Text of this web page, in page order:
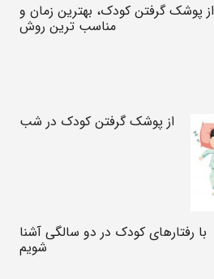
از پوشک گرفتن کودک، بهترین زمان و
مناسب ترین روش
از پوشک گرفتن کودک در شب
با رفتارهای کودک در دو سالگی آشنا
شویم